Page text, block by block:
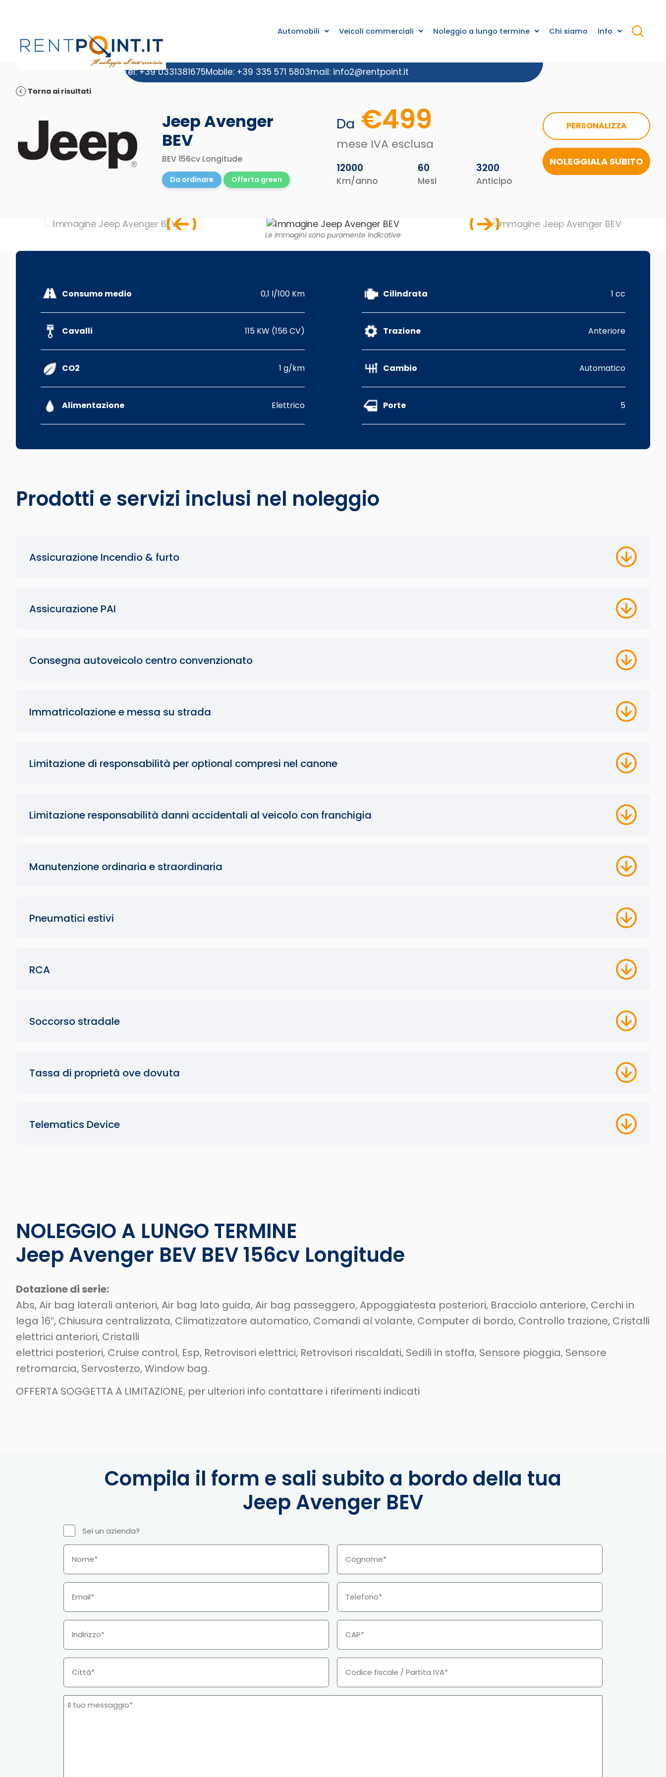
Automobili Veicoli commerciali Noleggio a lungo termine Chi siamo Info
Tel: +39 0331381675Mobile: +39 335 571 5803mail: info2@rentpoint.it
Torna ai risultati
Jeep Avenger
BEV
BEV 156cv Longitude
Da ordinare Offerta green
Da €499
mese IVA esclusa
12000
Km/anno
60
Mesi
3200
Anticipo
PERSONALIZZA
NOLEGGIALA SUBITO
Le immagini sono puramente indicative
Consumo medio 0,1 l/100 Km
Cavalli 115 KW (156 CV)
CO2 1 g/km
Alimentazione Elettrico
Cilindrata 1 cc
Trazione Anteriore
Cambio Automatico
Porte 5
Prodotti e servizi inclusi nel noleggio
Assicurazione Incendio & furto
Assicurazione PAI
Consegna autoveicolo centro convenzionato
Immatricolazione e messa su strada
Limitazione di responsabilità per optional compresi nel canone
Limitazione responsabilità danni accidentali al veicolo con franchigia
Manutenzione ordinaria e straordinaria
Pneumatici estivi
RCA
Soccorso stradale
Tassa di proprietà ove dovuta
Telematics Device
NOLEGGIO A LUNGO TERMINE
Jeep Avenger BEV BEV 156cv Longitude
Dotazione di serie:
Abs, Air bag laterali anteriori, Air bag lato guida, Air bag passeggero, Appoggiatesta posteriori, Bracciolo anteriore, Cerchi in
lega 16″, Chiusura centralizzata, Climatizzatore automatico, Comandi al volante, Computer di bordo, Controllo trazione, Cristalli
elettrici anteriori, Cristalli
elettrici posteriori, Cruise control, Esp, Retrovisori elettrici, Retrovisori riscaldati, Sedili in stoffa, Sensore pioggia, Sensore
retromarcia, Servosterzo, Window bag.
OFFERTA SOGGETTA A LIMITAZIONE, per ulteriori info contattare i riferimenti indicati
Compila il form e sali subito a bordo della tua
Jeep Avenger BEV
Sei un azienda?